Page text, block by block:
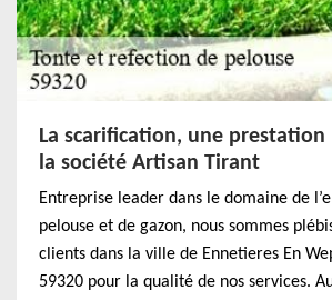
La scarification, une prestation
la société Artisan Tirant
Entreprise leader dans le domaine de
pelouse et de gazon, nous sommes
clients dans la ville de Ennetieres En
59320 pour la qualité de nos services.